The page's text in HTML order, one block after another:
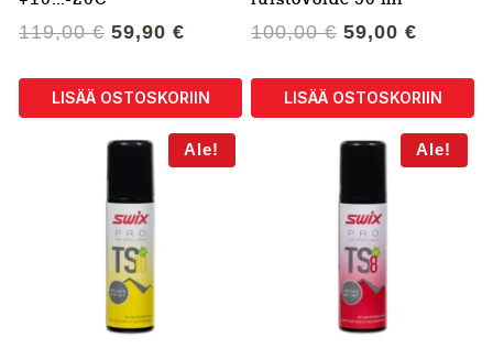
119,00€ Alkuperäinen
oli:
119,00 €.
59,90 € Nykyinen
on:
59,90 €.
LISÄÄ OSTOSKORIIN
100,00€ Alkuperäinen
oli:
100,00 €.
59,00 €
on:
59,00
LISÄÄ OSTOSKORIIN
Ale! Ale!